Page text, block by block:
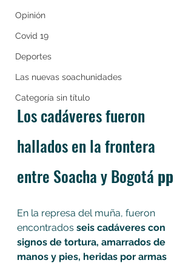
Opinión
Covid 19
Deportes
Las nuevas soachunidades
Categoría sin título
Los cadáveres fueron
hallados en la frontera
entre Soacha y Bogotá pp
En la represa del muña, fueron
encontrados seis cadáveres con
signos de tortura, amarrados de
manos y pies, heridas por armas